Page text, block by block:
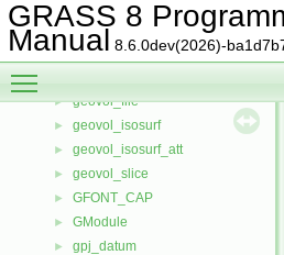
GRASS 8
Manual 8.6.0dev(2026)-
► GDAL_link
► geodisplay
► georot
► geovol_file
► geovol_isosurf
► geovol_isosurf_att
► geovol_slice
► GFONT_CAP
► GModule
► gpj_datum